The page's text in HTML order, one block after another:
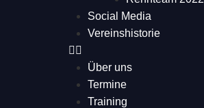
Social Media
Vereinshistorie
Über uns
Termine
Training